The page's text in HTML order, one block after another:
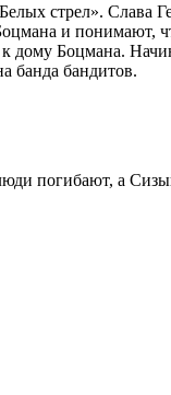
стрел». Слава
и понимают,
Боцмана.
банда бандитов.
погибают, а